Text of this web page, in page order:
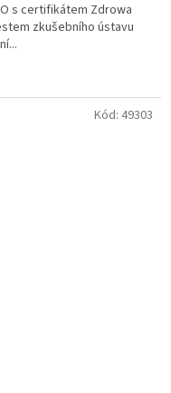
s certifikátem Zdrowa
zkušebního ústavu
Kód: 49303